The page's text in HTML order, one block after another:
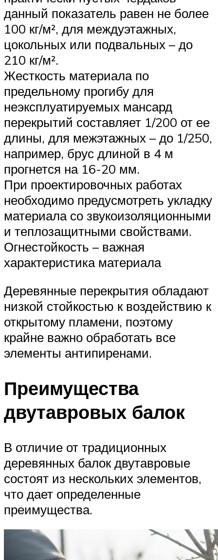
данный показатель равен не более
100 кг/м², для междуэтажных,
цокольных или подвальных – до
210 кг/м².
Жесткость материала по
предельному прогибу для
неэксплуатируемых мансард
перекрытий составляет 1/200 от ее
длины, для межэтажных – до 1/250,
например, брус длиной в 4 м
прогнется на 16-20 мм.
При проектировочных работах
необходимо предусмотреть укладку
материала со звукоизоляционными
и теплозащитными свойствами.
Огнестойкость – важная
характеристика материала
Деревянные перекрытия обладают
низкой стойкостью к воздействию к
открытому пламени, поэтому
крайне важно обработать все
элементы антипиренами.
Преимущества
двутавровых балок
В отличие от традиционных
деревянных балок двутавровые
состоят из нескольких элементов,
что дает определенные
преимущества.